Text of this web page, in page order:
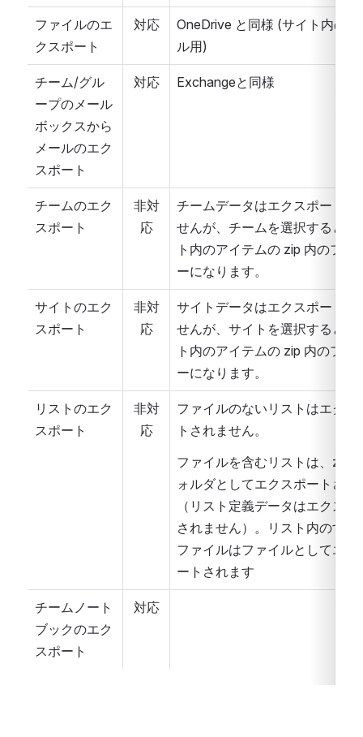
ファイルのエ
クスポート
対応
OneDrive と同様 (サイト内のフ
ル用)
チーム/グル
ープのメール
ボックスから
メールのエク
スポート
対応 Exchangeと同様
チームのエク
スポート
非対
応
チームデータはエクスポートさ
せんが、チームを選択すると、
ト内のアイテムの zip 内のフォ
ーになります。
サイトのエク
スポート
非対
応
サイトデータはエクスポートさ
せんが、サイトを選択すると、
ト内のアイテムの zip 内のフォ
ーになります。
リストのエク
スポート
非対
応
ファイルのないリストはエクス
トされません。
ファイルを含むリストは、zip
ォルダとしてエクスポートされ
（リスト定義データはエクスポ
されません）。リスト内のすべ
ファイルはファイルとしてエク
ートされます
チームノート
ブックのエク
スポート
対応